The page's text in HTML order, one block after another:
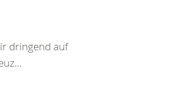
dringend auf